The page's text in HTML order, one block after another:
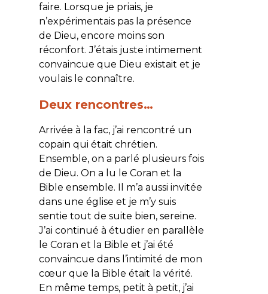
faire. Lorsque je priais, je
n’expérimentais pas la présence
de Dieu, encore moins son
réconfort. J’étais juste intimement
convaincue que Dieu existait et je
voulais le connaître.
Deux rencontres…
Arrivée à la fac, j’ai rencontré un
copain qui était chrétien.
Ensemble, on a parlé plusieurs fois
de Dieu. On a lu le Coran et la
Bible ensemble. Il m’a aussi invitée
dans une église et je m’y suis
sentie tout de suite bien, sereine.
J’ai continué à étudier en parallèle
le Coran et la Bible et j’ai été
convaincue dans l’intimité de mon
cœur que la Bible était la vérité.
En même temps, petit à petit, j’ai